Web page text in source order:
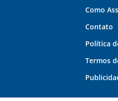
Como
Contato
Política
Termos